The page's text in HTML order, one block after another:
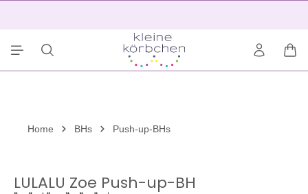
Home BHs Push-up-BHs
LULALU Zoe Push-up-BH